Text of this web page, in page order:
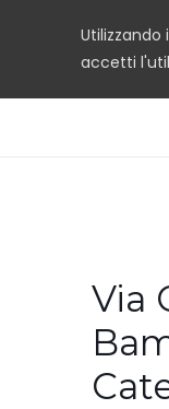
Utilizzando
accetti
Via